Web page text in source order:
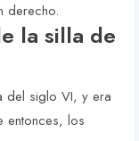
derecho.
la silla de
del siglo VI, y era
entonces, los